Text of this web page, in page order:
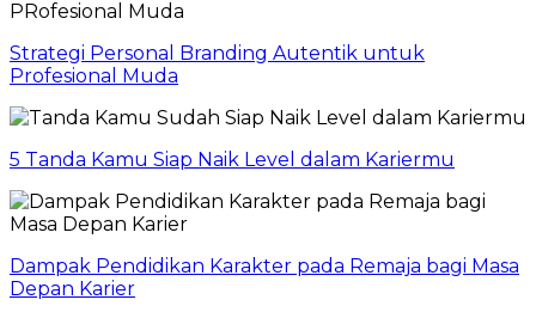
Strategi Personal Branding Autentik untuk
Profesional Muda
5 Tanda Kamu Siap Naik Level dalam Kariermu
Dampak Pendidikan Karakter pada Remaja bagi Masa
Depan Karier